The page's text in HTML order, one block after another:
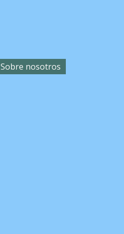
Sobre nosotros